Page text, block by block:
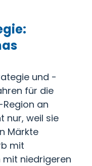
und -
für die
an
nur, weil sie
Märkte
mit
mit niedrigeren